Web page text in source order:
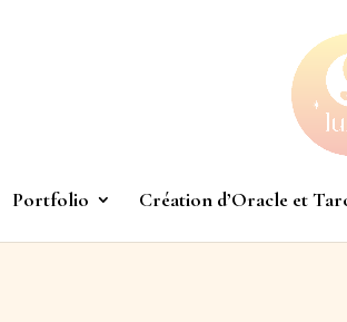
Portfolio Création d’Oracle et